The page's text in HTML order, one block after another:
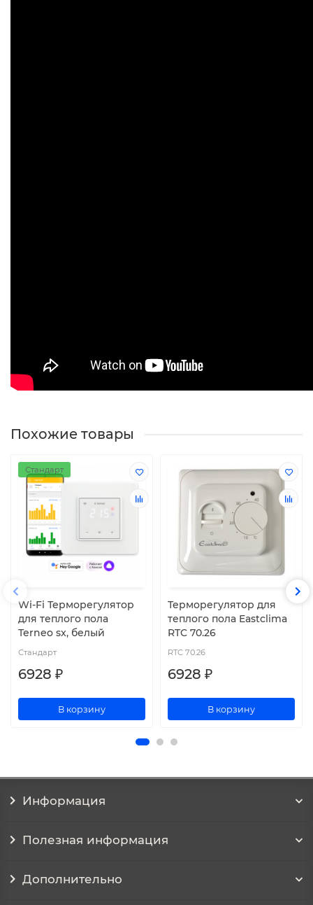
Похожие товары
Стандарт
Wi-Fi Терморегулятор
для теплого пола
Terneo sx, белый
Стандарт
6928 ₽
В корзину
Терморегулятор для
теплого пола Eastclima
RTC 70.26
RTC 70.26
6928 ₽
В корзину
Информация
Полезная информация
Дополнительно